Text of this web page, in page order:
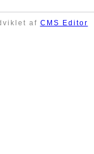
af CMS Editor